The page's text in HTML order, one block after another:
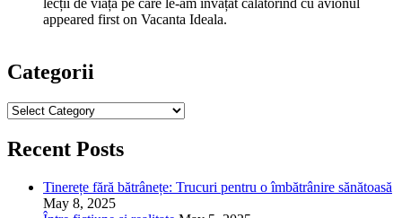
lecții de viață pe care le-am învățat călătorind cu avionul
appeared first on Vacanta Ideala.
Categorii
Categorii
Recent Posts
Tinerețe fără bătrânețe: Trucuri pentru o îmbătrânire sănătoasă
May 8, 2025